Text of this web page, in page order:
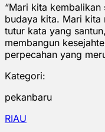
“Mari kita
budaya kita. Mari kita
tutur kata yang
membangun
perpecahan yang
Kategori:
pekanbaru
RIAU